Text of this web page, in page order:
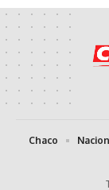
Chaco